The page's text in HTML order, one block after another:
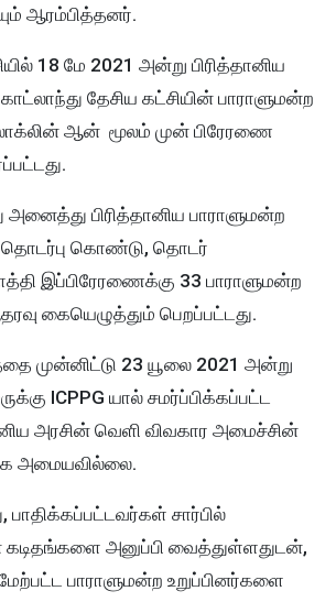
ஆரம்பித்தனர்.
18 மே 2021 அன்று பிரித்தானிய
தேசிய கட்சியின் பாராளுமன்ற
ஆன் மூலம் முன் பிரேரணை
பிரித்தானிய பாராளுமன்ற
தொடர்பு கொண்டு, தொடர்
இப்பிரேரணைக்கு 33 பாராளுமன்ற
கையெழுத்தும் பெறப்பட்டது.
முன்னிட்டு 23 யூலை 2021 அன்று
ICPPG யால் சமர்ப்பிக்கப்பட்ட
அரசின் வெளி விவகார அமைச்சின்
அமையவில்லை.
சார்பில்
அனுப்பி வைத்துள்ளதுடன்,
பாராளுமன்ற உறுப்பினர்களை